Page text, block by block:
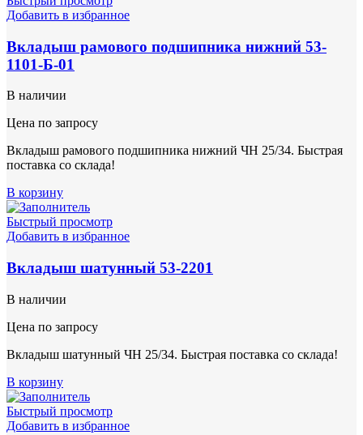
Добавить в избранное
Вкладыш рамового подшипника нижний 53-
1101-Б-01
В наличии
Цена по запросу
Вкладыш рамового подшипника нижний ЧН 25/34. Быстрая
поставка со склада!
В корзину
Быстрый просмотр
Добавить в избранное
Вкладыш шатунный 53-2201
В наличии
Цена по запросу
Вкладыш шатунный ЧН 25/34. Быстрая поставка со склада!
В корзину
Быстрый просмотр
Добавить в избранное